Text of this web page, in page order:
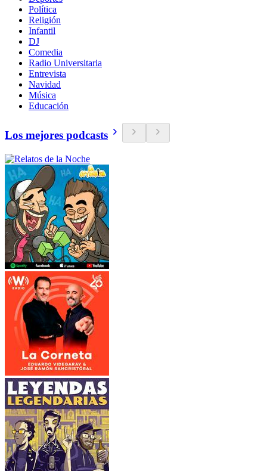
Política
Religión
Infantil
DJ
Comedia
Radio Universitaria
Entrevista
Navidad
Música
Educación
Los mejores podcasts